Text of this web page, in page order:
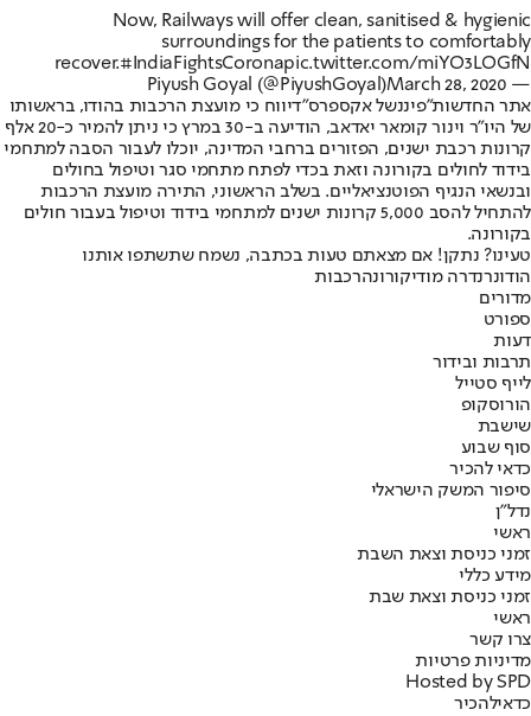
Now, Railways will offer clean, sanitised & hygienic
surroundings for the patients to comfortably
recover.#IndiaFightsCoronapic.twitter.com/miYO3LOGfN
— Piyush Goyal (@PiyushGoyal)
March 28, 2020
אתר החדשות"פיננשל אקספרס"דיווח כי מועצת הרכבות בהודו, בראשותו
של היו"ר וינור קומאר יאדאב, הודיעה ב-30 במרץ כי ניתן להמיר כ-20 אלף
קרונות רכבת ישנים, הפזורים ברחבי המדינה, יוכלו לעבור הסבה למתחמי
בידוד לחולים בקורונה וזאת בכדי לפתח מתחמי סגר וטיפול בחולים
ובנשאי הנגיף הפוטנציאליים. בשלב הראשוני, התירה מועצת הרכבות
להתחיל להסב 5,000 קרונות ישנים למתחמי בידוד וטיפול בעבור חולים
בקורונה.
טעינו? נתקן! אם מצאתם טעות בכתבה, נשמח שתשתפו אותנו
הודונרנדרה מודיקורונהרכבות
מדורים
ספורט
דעות
תרבות ובידור
לייף סטייל
הורוסקופ
שישבת
סוף שבוע
כדאי להכיר
סיפור המשק הישראלי
נדל"ן
ראשי
זמני כניסת וצאת השבת
מידע כללי
זמני כניסת וצאת שבת
ראשי
צרו קשר
מדיניות פרטיות
Hosted by SPD
כדאילהכיר